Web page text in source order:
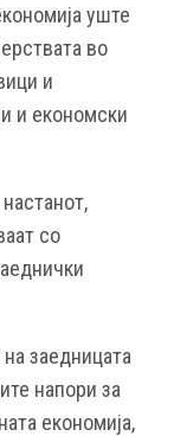
уште
во
и
и економски
со
заедницата
напори за
економија,